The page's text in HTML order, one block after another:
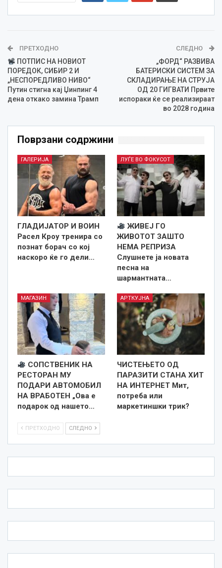
ПРЕТХОДНО
ПОТПИС НА НОВИОТ
ПОРЕДОК, СИБИР 2 И
„НЕСПОРЕДЛИВО НИВО“
Путин стигна кај Џинпинг 4
дена откако замина Трамп
СЛЕДНО
„ФОРД“ РАЗВИВА
БАТЕРИСКИ СИСТЕМ ЗА
СКЛАДИРАЊЕ НА СТРУЈА
ОД 20 ГИГВАТИ Првите
испораки ќе се реализираат
во 2028 година
Поврзани содржини
ГАЛЕРИЈА
ГЛАДИЈАТОР И ВОИН
Расел Кроу тренира со
познат борач со кој
наскоро ќе го дели…
ЛУЃЕ ВО ФОКУСОТ
ЖИВЕЈ ГО
ЖИВОТОТ ЗАШТО
НЕМА РЕПРИЗА
Слушнете ја новата
песна на
шармантната…
МАГАЗИН
СОПСТВЕНИК НА
РЕСТОРАН МУ
ПОДАРИ АВТОМОБИЛ
НА ВРАБОТЕН „Ова е
подарок од нашето…
АРТКУЈНА
ЧИСТЕЊЕТО ОД
ПАРАЗИТИ СТАНА ХИТ
НА ИНТЕРНЕТ Мит,
потреба или
маркетиншки трик?
ПРЕТХОДНО СЛЕДНО